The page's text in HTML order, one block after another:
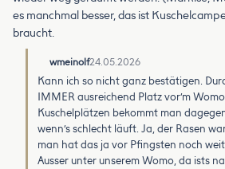
es manchmal besser, das ist
braucht.
wmeinolf24.05.2026
Kann ich so nicht ganz bestätigen.
IMMER ausreichend Platz vor’m
Kuschelplätzen bekommt man
wenn’s schlecht läuft. Ja, der Rasen
man hat das ja vor Pfingsten noch
Ausser unter unserem Womo, da ists